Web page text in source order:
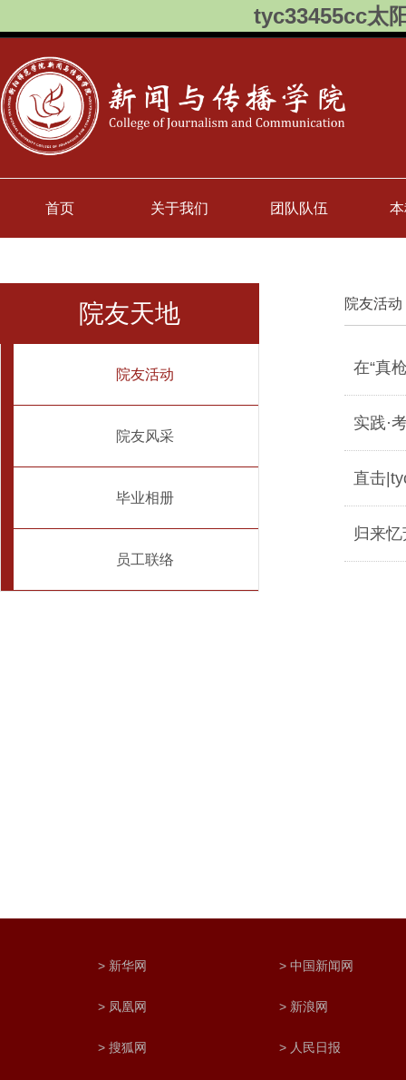
tyc33455cc太
首页 关于我们 团队队伍
院友天地
院友活动
院友风采
毕业相册
员工联络
院友活动
在“真
实践·
直击
归来
> 新华网 > 中国新闻网
> 凤凰网 > 新浪网
> 搜狐网 > 人民日报